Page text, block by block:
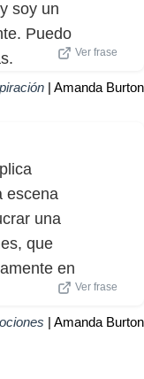
soy un
Puedo
Ver frase
| Amanda Burton
escena
una
que
en
Ver frase
| Amanda Burton